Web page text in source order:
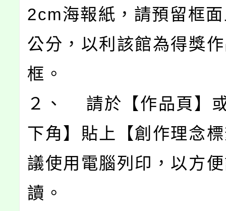
2cm海報紙，請預留框
公分，以利該館為得獎
框。
２、 請於【作品頁】
下角】貼上【創作理念
議使用電腦列印，以方
讀。